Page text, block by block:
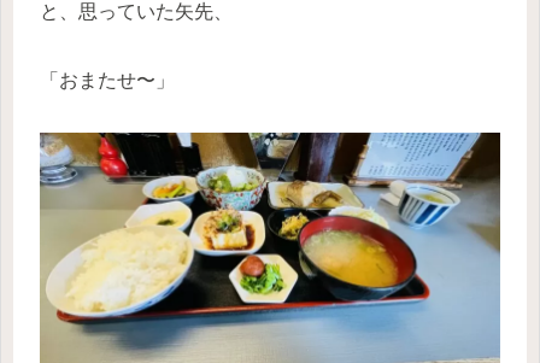
と、思っていた矢先、
「おまたせ〜」